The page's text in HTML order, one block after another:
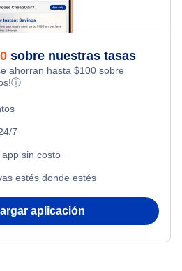
sobre nuestras tasas
ahorran hasta $100 sobre
ⓘ
7
sin costo
estés donde estés
aplicación